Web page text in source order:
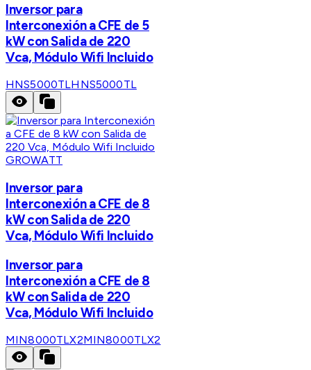
Inversor para
Interconexión a CFE de 5
kW con Salida de 220
Vca, Módulo Wifi Incluido
HNS5000TLHNS5000TL
GROWATT
Inversor para
Interconexión a CFE de 8
kW con Salida de 220
Vca, Módulo Wifi Incluido
Inversor para
Interconexión a CFE de 8
kW con Salida de 220
Vca, Módulo Wifi Incluido
MIN8000TLX2MIN8000TLX2